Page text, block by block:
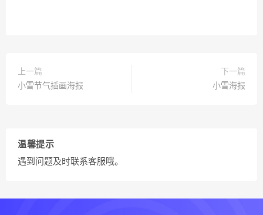
上一篇
小雪节气插画海报
下一篇
小雪海报
温馨提示
遇到问题及时联系客服哦。